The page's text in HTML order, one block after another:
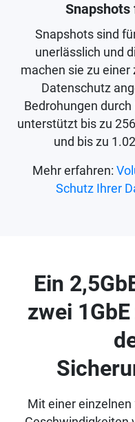
Snapshots
Snapshots sind
unerlässlich und
machen sie zu
Datenschutz
Bedrohungen
unterstützt bis zu
und bis zu
Mehr erfahren:
Schutz Ihrer
Ein
zwei
Mit einer einzelnen